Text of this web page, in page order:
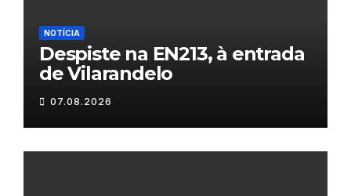
NOTÍCIA
Despiste na EN213, à entrada
de Vilarandelo
07.08.2026